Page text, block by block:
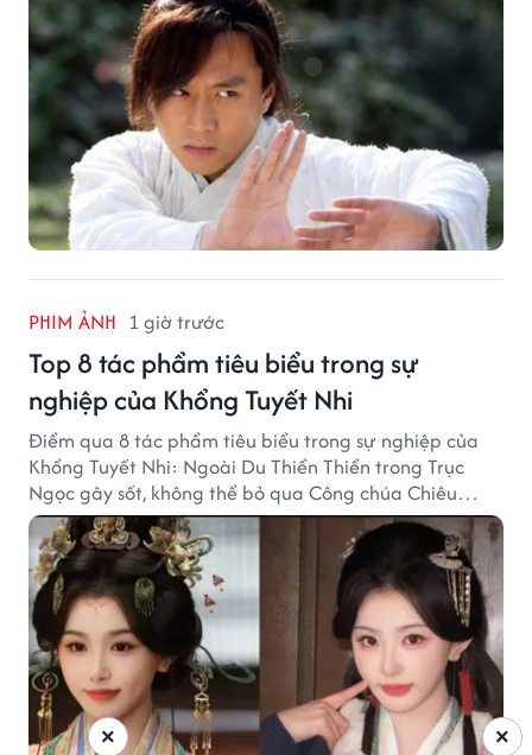
PHIM ẢNH 1 giờ trước
Top 8 tác phẩm tiêu biểu trong sự
nghiệp của Khổng Tuyết Nhi
Điểm qua 8 tác phẩm tiêu biểu trong sự nghiệp của
Khổng Tuyết Nhi: Ngoài Du Thiển Thiển trong Trục
Ngọc gây sốt, không thể bỏ qua Công chúa Chiêu
Dương.
×
×